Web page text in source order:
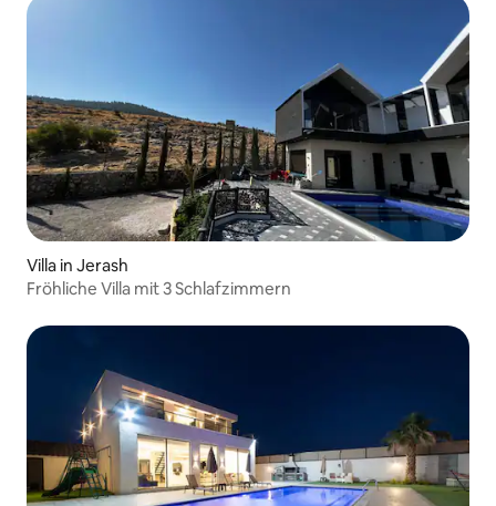
Villa in Jerash
Fröhliche Villa mit 3 Schlafzimmern